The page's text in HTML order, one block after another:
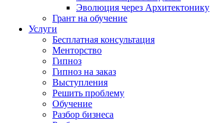
Эволюция через Архитектонику
Грант на обучение
Услуги
Бесплатная консультация
Менторство
Гипноз
Гипноз на заказ
Выступления
Решить проблему
Обучение
Разбор бизнеса